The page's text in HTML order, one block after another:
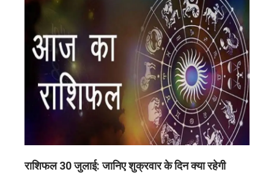
राशिफल 30 जुलाई: जानिए शुक्रवार के दिन क्या रहेगी